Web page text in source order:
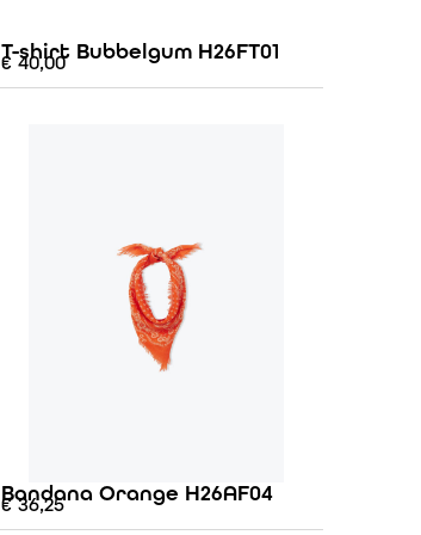
T-shirt Bubbelgum H26FT01
€ 40,00
Bandana Orange H26AF04
€36,25